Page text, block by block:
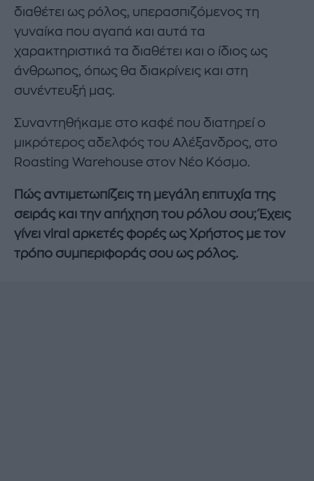
διαθέτει ως ρόλος, υπερασπιζόμενος τη
γυναίκα που αγαπά και αυτά τα
χαρακτηριστικά τα διαθέτει και ο ίδιος ως
άνθρωπος, όπως θα διακρίνεις και στη
συνέντευξή μας.
Συναντηθήκαμε στο καφέ που διατηρεί ο
μικρότερος αδελφός του Αλέξανδρος, στο
Roasting Warehouse στον Νέο Κόσμο.
Πώς αντιμετωπίζεις τη μεγάλη επιτυχία της
σειράς και την απήχηση του ρόλου σου; Έχεις
γίνει viral αρκετές φορές ως Χρήστος με τον
τρόπο συμπεριφοράς σου ως ρόλος.